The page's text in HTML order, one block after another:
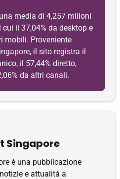
media di 4,257 milioni
il 37,04% da desktop e
mobili. Proveniente
il sito registra il
il 57,44% diretto,
da altri canali.
Singapore
è una pubblicazione
e attualità a